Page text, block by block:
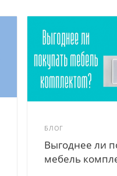
БЛОГ
Выгоднее ли
мебель